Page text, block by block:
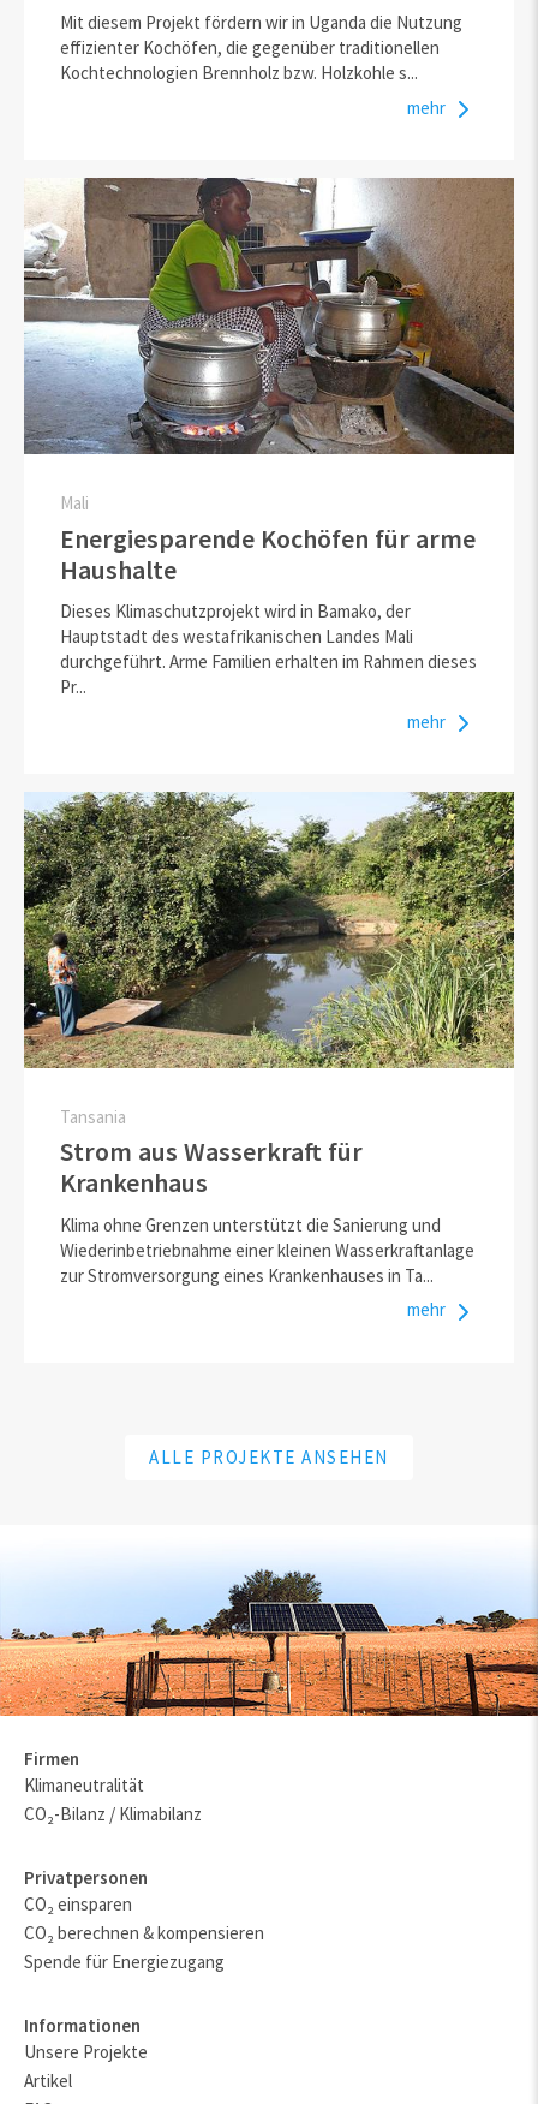
Mit diesem Projekt fördern wir in Uganda die Nutzung
effizienter Kochöfen, die gegenüber traditionellen
Kochtechnologien Brennholz bzw. Holzkohle s...
mehr
Mali
Energiesparende Kochöfen für arme
Haushalte
Dieses Klimaschutzprojekt wird in Bamako, der
Hauptstadt des westafrikanischen Landes Mali
durchgeführt. Arme Familien erhalten im Rahmen dieses
Pr...
mehr
Tansania
Strom aus Wasserkraft für
Krankenhaus
Klima ohne Grenzen unterstützt die Sanierung und
Wiederinbetriebnahme einer kleinen Wasserkraftanlage
zur Stromversorgung eines Krankenhauses in Ta...
mehr
ALLE PROJEKTE ANSEHEN
Firmen
Klimaneutralität
CO₂-Bilanz / Klimabilanz
Privatpersonen
CO₂ einsparen
CO₂ berechnen & kompensieren
Spende für Energiezugang
Informationen
Unsere Projekte
Artikel